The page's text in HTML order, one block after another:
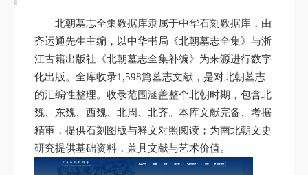
北朝墓志全集数据库隶属于中华石刻数据库，由
齐运通先生主编，以中华书局《北朝墓志全集》与浙
江古籍出版社《北朝墓志全集补编》为来源进行数字
化出版。 全库收录1,598篇墓志文献，是对北朝墓志
的汇编性整理。收录范围涵盖整个北朝时期，包含北
魏、东魏、西魏、北周、北齐。本库文献完备、考据
精审，提供石刻图版与释文对照阅读；为南北朝文史
研究提供基础资料，兼具文献与艺术价值。